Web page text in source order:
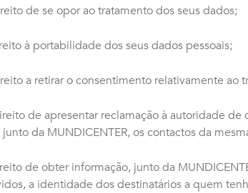
de se opor ao tratamento dos seus dados;
à portabilidade dos seus dados pessoais;
a retirar o consentimento relativamente ao
de apresentar reclamação à autoridade
da MUNDICENTER, os contactos da
de obter informação, junto da
a identidade dos destinatários a quem